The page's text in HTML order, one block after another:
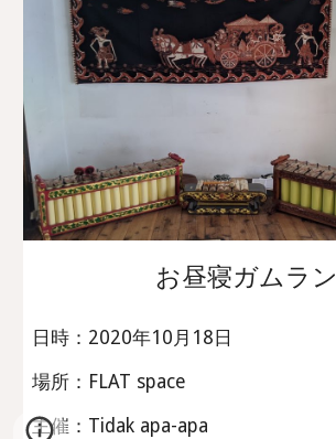
お昼寝ガムラン
日時：2020年10月18日
場所：FLAT space
主催：Tidak apa-apa